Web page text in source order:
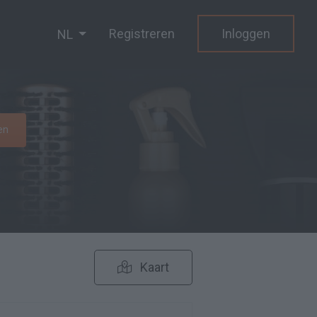
NL Registreren Inloggen
Kaart